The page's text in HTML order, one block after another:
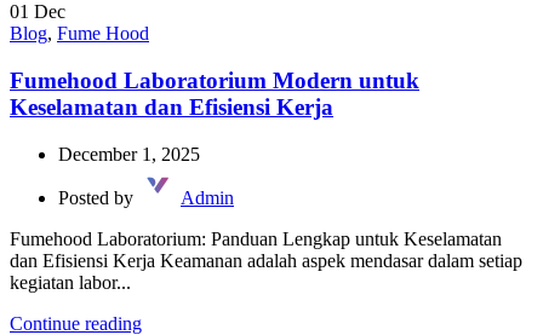
01 Dec
Blog, Fume Hood
Fumehood Laboratorium Modern untuk
Keselamatan dan Efisiensi Kerja
December 1, 2025
Posted by
Admin
Fumehood Laboratorium: Panduan Lengkap untuk Keselamatan
dan Efisiensi Kerja Keamanan adalah aspek mendasar dalam setiap
kegiatan labor...
Continue reading